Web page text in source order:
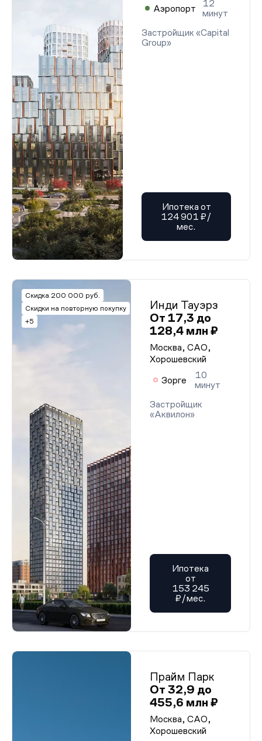
Аэропорт
12
минут
Застройщик «Capital
Group»
Ипотека от
124 901 ₽/
мес.
Скидка 200 000 руб.
Скидки на повторную покупку
+5
Инди Тауэрз
От 17,3 до
128,4 млн ₽
Москва, САО,
Хорошевский
Зорге
10
минут
Застройщик
«Аквилон»
Ипотека
от
153 245
₽/мес.
Прайм Парк
От 32,9 до
455,6 млн ₽
Москва, САО,
Хорошевский